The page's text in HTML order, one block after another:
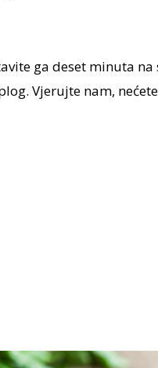
ga deset minuta
Vjerujte nam,